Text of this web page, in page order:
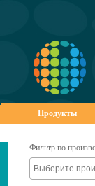
Продукты
Фильтр по